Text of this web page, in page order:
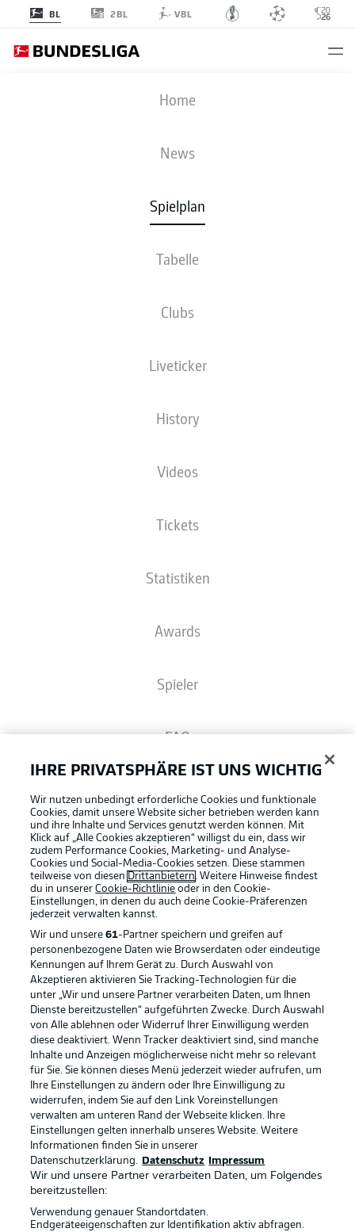
BL 2BL VBL
Home
News
Spielplan
Tabelle
Clubs
Liveticker
History
Videos
Tickets
Statistiken
Awards
Spieler
FAQ
Bundesliga App
Fantasy Manager
#BundesligaWIRKT
Common Ground
Mitfahrportal
BUNDESLIGA-GRUPPE
Sprachauswahl
Deutsch Anzeige Modus
RBL
AUFSTELLUNGEN
Die Startaufstellung wird 60 Minuten vor
Football as it's meant to be
BUNDESLIGA APP
Offizielle Partner
IHRE PRIVATSPHÄRE IST UNS WICHTIG
Wir nutzen unbedingt erforderliche Cookies und funktionale
Cookies, damit unsere Website sicher betrieben werden kann
und ihre Inhalte und Services genutzt werden können. Mit
Klick auf „Alle Cookies akzeptieren“ willigst du ein, dass wir
zudem Performance Cookies, Marketing- und Analyse-
Cookies und Social-Media-Cookies setzen. Diese stammen
teilweise von diesen Drittanbietern. Weitere Hinweise findest
du in unsererCookie-Richtlinie oder in den Cookie-
Einstellungen, in denen du auch deine Cookie-Präferenzen
jederzeit verwalten kannst.
Wir und unsere61-Partner speichern und greifen auf
personenbezogene Daten wie Browserdaten oder eindeutige
Kennungen auf Ihrem Gerät zu. Durch Auswahl von
Akzeptieren aktivieren Sie Tracking-Technologien für die
unter „Wir und unsere Partner verarbeiten Daten, um Ihnen
Dienste bereitzustellen“ aufgeführten Zwecke. Durch Auswahl
von Alle ablehnen oder Widerruf Ihrer Einwilligung werden
diese deaktiviert. Wenn Tracker deaktiviert sind, sind manche
Inhalte und Anzeigen möglicherweise nicht mehr so relevant
für Sie. Sie können dieses Menü jederzeit wieder aufrufen, um
Ihre Einstellungen zu ändern oder Ihre Einwilligung zu
widerrufen, indem Sie auf den Link Voreinstellungen
verwalten am unteren Rand der Webseite klicken. Ihre
Einstellungen gelten innerhalb unseres Website. Weitere
Informationen finden Sie in unserer
Datenschutzerklärung.
Datenschutz Impressum
Wir und unsere Partner verarbeiten Daten, um Folgendes
bereitzustellen:
Verwendung genauer Standortdaten.
Endgeräteeigenschaften zur Identifikation aktiv abfragen.